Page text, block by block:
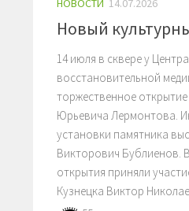
Новый
14 июля в сквере у
восстановительной
торжественное
Юрьевича Лермонтова.
установки памятника
Викторович Бублиенов.
открытия приняли
Кузнецка Виктор